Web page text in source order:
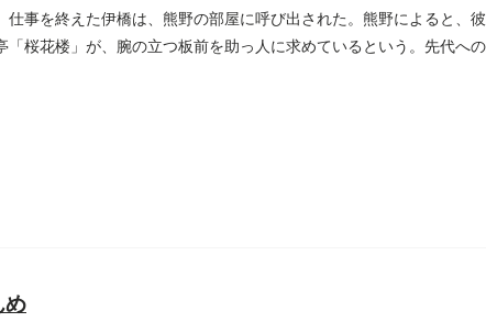
仕事を終えた伊橋は、熊野の部屋に呼び出された。熊野によると、
「桜花楼」が、腕の立つ板前を助っ人に求めているという。先代へ
め